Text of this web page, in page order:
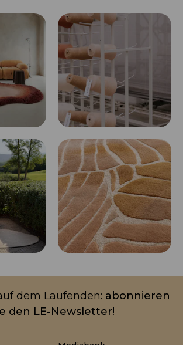
dem Laufenden: abonnieren
den LE-Newsletter!